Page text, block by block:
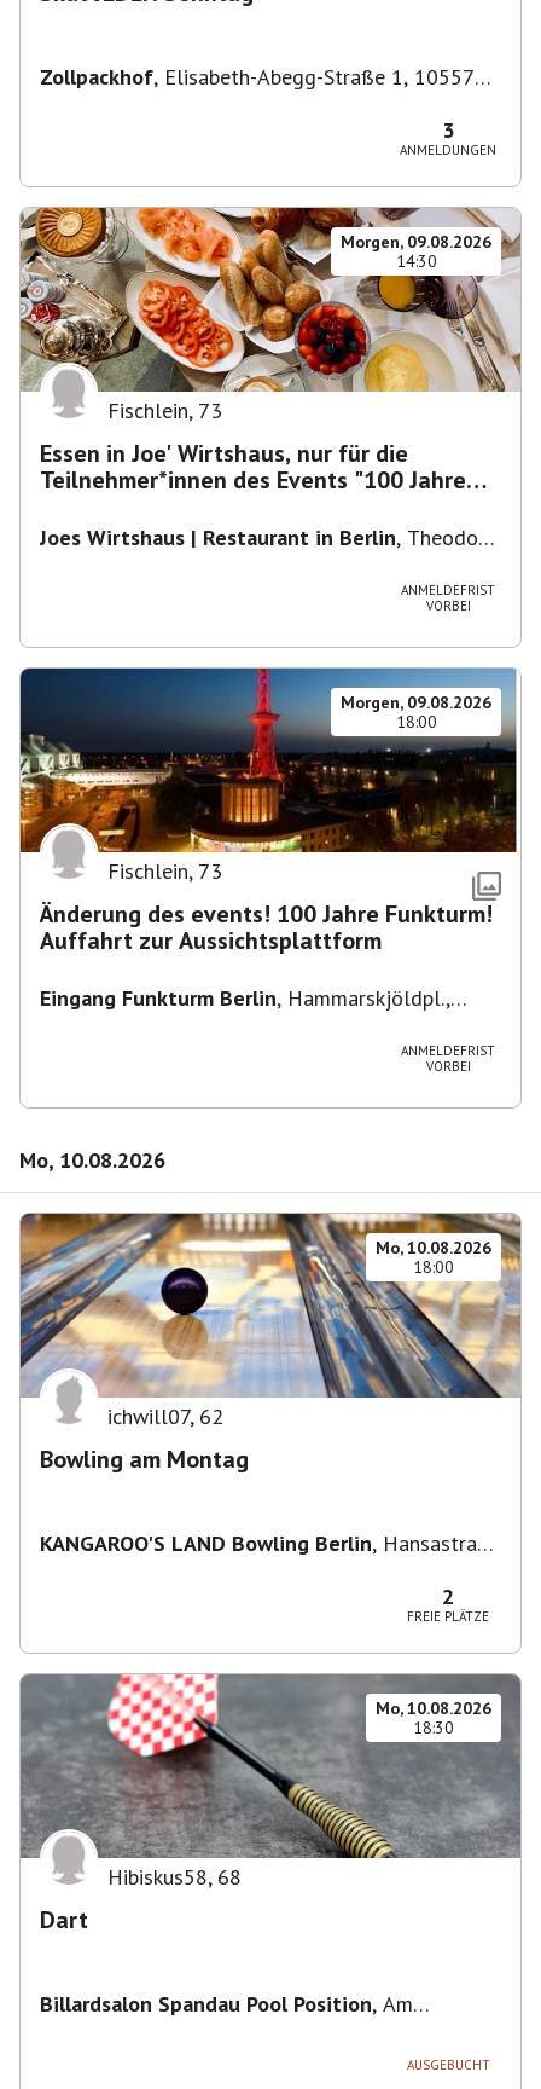
Zollpackhof, Elisabeth-Abegg-Straße 1, 10557
3
ANMELDUNGEN
Morgen, 09.08.2026
14:30
Fischlein, 73
Essen in Joe' Wirtshaus, nur für die
Teilnehmer*innen des Events "100 Jahre
Joes Wirtshaus | Restaurant in Berlin, Theodor-
ANMELDEFRIST
VORBEI
Morgen, 09.08.2026
18:00
Fischlein, 73
Änderung des events! 100 Jahre Funkturm!
Auffahrt zur Aussichtsplattform
Eingang Funkturm Berlin, Hammarskjöldpl.,
ANMELDEFRIST
VORBEI
Mo, 10.08.2026
Mo, 10.08.2026
18:00
ichwill07, 62
Bowling am Montag
KANGAROO'S LAND Bowling Berlin, Hansastraße
2
FREIE PLÄTZE
Mo, 10.08.2026
18:30
Hibiskus58, 68
Dart
Billardsalon Spandau Pool Position, Am
AUSGEBUCHT